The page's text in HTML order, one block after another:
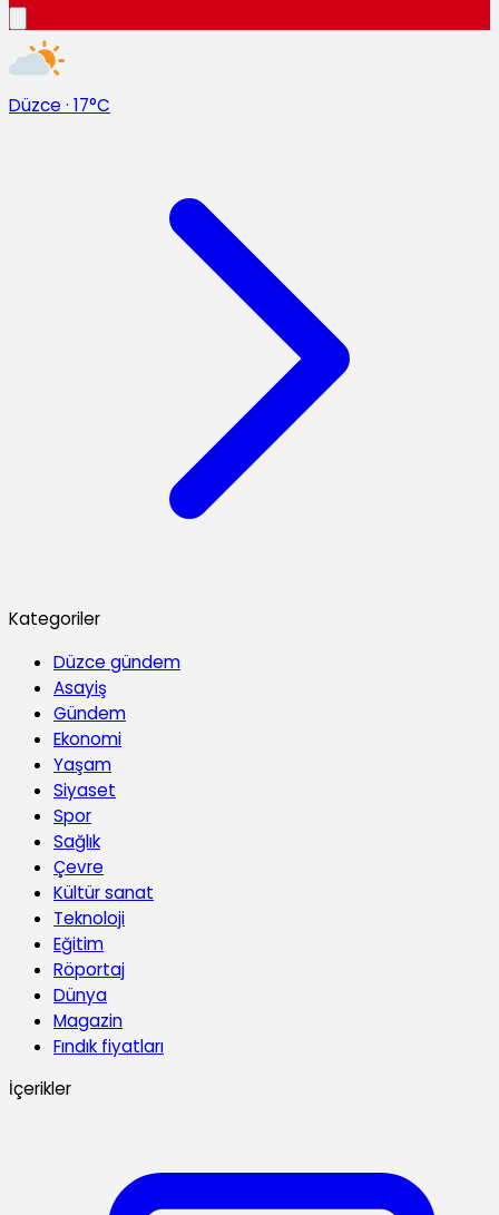
Düzce · 17°C
Kategoriler
Düzce gündem
Asayiş
Gündem
Ekonomi
Yaşam
Siyaset
Spor
Sağlık
Çevre
Kültür sanat
Teknoloji
Eğitim
Röportaj
Dünya
Magazin
Fındık fiyatları
İçerikler